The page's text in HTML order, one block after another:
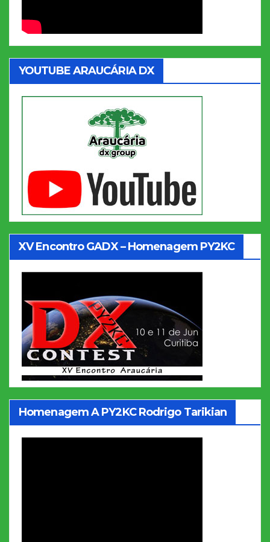
YOUTUBE ARAUCÁRIA DX
XV Encontro GADX – Homenagem PY2KC
Homenagem A PY2KC Rodrigo Tarikian